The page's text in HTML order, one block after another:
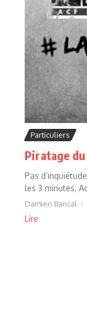
Particuliers
Piratage
Pas
les 3 minutes,
Damien Bancal
Lire